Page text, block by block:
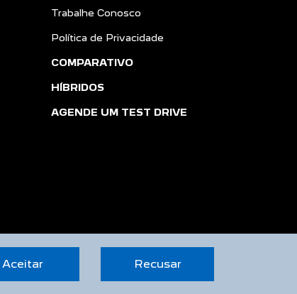
Trabalhe Conosco
Política de Privacidade
COMPARATIVO
HÍBRIDOS
AGENDE UM TEST DRIVE
Aceitar Recusar